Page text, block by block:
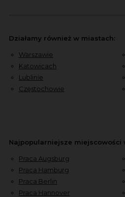
Działamy również w miastach:
Warszawie
Katowicach
Lublinie
Częstochowie
Najpopularniejsze miejscowości
Praca Augsburg
Praca Hamburg
Praca Berlin
Praca Hannover